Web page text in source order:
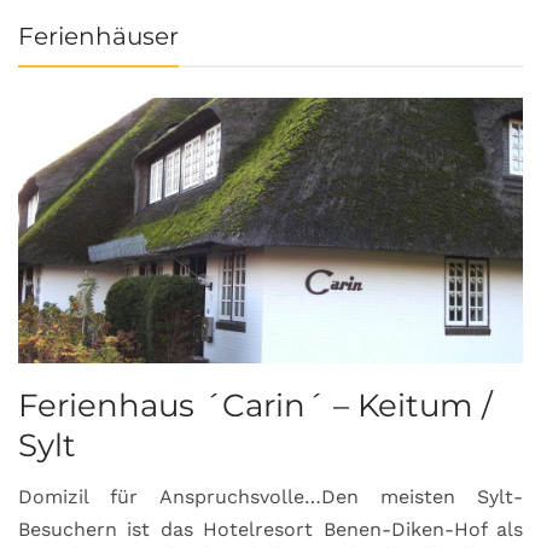
Ferienhäuser
Ferienhaus ´Carin´ – Keitum /
Sylt
Domizil für Anspruchsvolle…Den meisten Sylt-
Besuchern ist das Hotelresort Benen-Diken-Hof als